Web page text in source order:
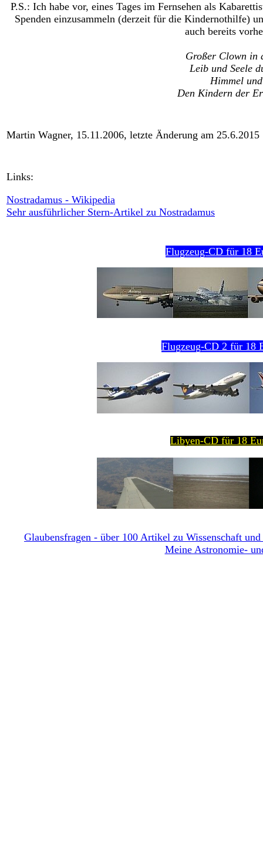
P.S.: Ich habe vor, eines Tages im Fernsehen als
Spenden einzusammeln (derzeit für die Kindernothilfe)
auch bereits
Großer Clown in
Leib und Seele
Himmel
Den Kindern der
Martin Wagner, 15.11.2006, letzte Änderung am 25.6.2015
Links:
Nostradamus - Wikipedia
Sehr ausführlicher Stern-Artikel zu Nostradamus
Flugzeug-CD für 18
Flugzeug-CD 2 für 18
Libyen-CD für 18
Glaubensfragen - über 100 Artikel zu Wissenschaft
Meine Astronomie-